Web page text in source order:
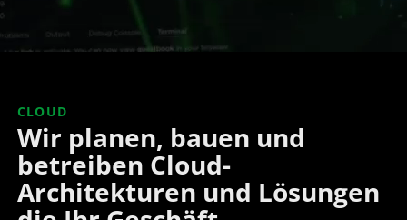
CLOUD
Wir planen, bauen und
betreiben Cloud-
Architekturen und Lösungen